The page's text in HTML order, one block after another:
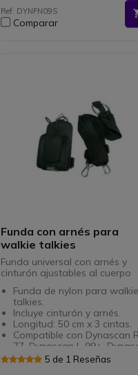
referencia: DYNMY189
Ref: DYNFN09S
Comparar
Funda con arnés para
walkie talkies
Funda universal con arnés y
cinturón ajustables al cuerpo
Funda de nylon para walkie
talkies.
Incluye cinturón y arnés.
Longitud: 50 cm x 3 cintas.
Compatible con Dynascan
77, Dynascan L-99+,
DA350...5 de 1 Reseñas